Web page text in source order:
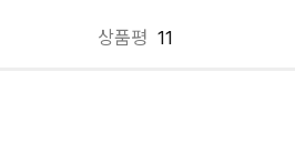
상품평 11